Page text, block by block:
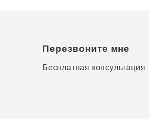
Перезвоните мне
Бесплатная консультация